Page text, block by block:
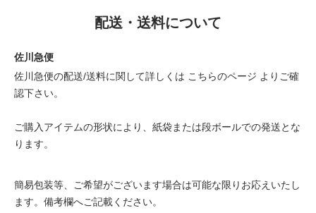
配送・送料について
佐川急便
佐川急便の配送/送料に関して詳しくは こちらのページ よりご確
認下さい。
ご購入アイテムの形状により、紙袋または段ボールでの発送とな
ります。
簡易包装等、ご希望がございます場合は可能な限りお応えいたし
ます。備考欄へご記載ください。